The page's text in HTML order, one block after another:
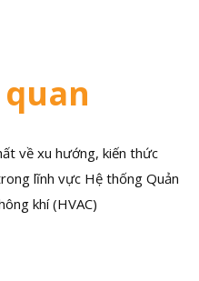
về xu hướng, kiến thức
lĩnh vực Hệ thống Quản
khí (HVAC)